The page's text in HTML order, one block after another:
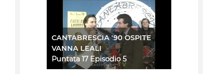
CANTABRESCIA '90 OSPITE
VANNA LEALI
Puntata 17 Episodio 5